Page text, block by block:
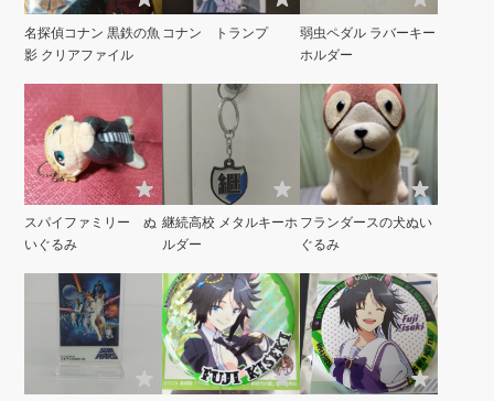
名探偵コナン 黒鉄の魚
影 クリアファイル
コナン トランプ
弱虫ペダル ラバーキー
ホルダー
スパイファミリー ぬ
いぐるみ
継続高校 メタルキーホ
ルダー
フランダースの犬ぬい
ぐるみ